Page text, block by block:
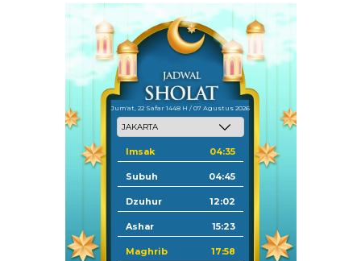
Jum'at, 22 Safar 1448 H / 07 Agustus 2026
Imsak 04:35
Subuh 04:45
Dzuhur 12:02
Ashar 15:23
Maghrib 17:58